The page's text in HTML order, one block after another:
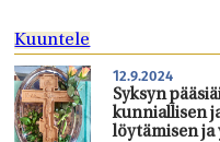
Tule mukaan
Hautausmaa
Yhteystiedot
Kuuntele
12.9.2024
Syksyn
kunniallisen
löytämisen ja